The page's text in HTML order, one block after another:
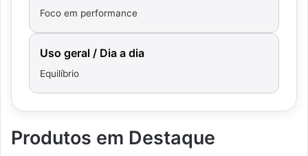
Foco em performance
Uso geral / Dia a dia
Equilíbrio
Produtos em Destaque